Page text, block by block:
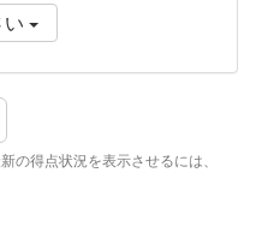
の得点状況を表示させるには、